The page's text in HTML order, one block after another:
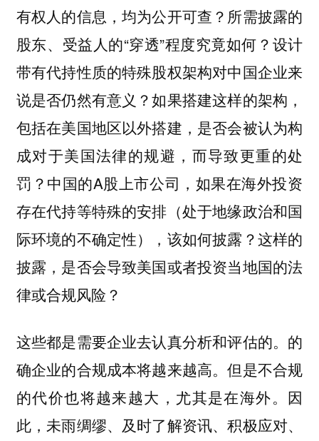
有权人的信息，均为公开可查？所需披露的
股东、受益人的“穿透”程度究竟如何？设计
带有代持性质的特殊股权架构对中国企业来
说是否仍然有意义？如果搭建这样的架构，
包括在美国地区以外搭建，是否会被认为构
成对于美国法律的规避，而导致更重的处
罚？中国的A股上市公司，如果在海外投资
存在代持等特殊的安排（处于地缘政治和国
际环境的不确定性），该如何披露？这样的
披露，是否会导致美国或者投资当地国的法
律或合规风险？
这些都是需要企业去认真分析和评估的。的
确企业的合规成本将越来越高。但是不合规
的代价也将越来越大，尤其是在海外。因
此，未雨绸缪、及时了解资讯、积极应对、